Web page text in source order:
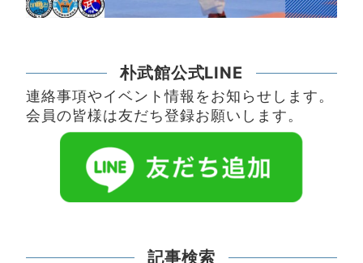
朴武館公式LINE
連絡事項やイベント情報をお知らせします。
会員の皆様は友だち登録お願いします。
記事検索